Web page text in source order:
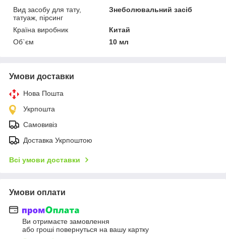
Вид засобу для тату,
татуаж, пірсинг
Знеболювальний засіб
Країна виробник
Китай
Об`єм
10 мл
Умови доставки
Нова Пошта
Укрпошта
Самовивіз
Доставка Укрпоштою
Всі умови доставки
Умови оплати
Ви отримаєте замовлення
або гроші повернуться на вашу картку